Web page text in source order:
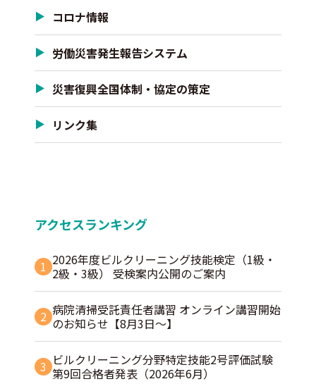
コロナ情報
労働災害発生報告システム
災害復興全国体制・協定の策定
リンク集
アクセスランキング
1 2026年度ビルクリーニング技能検定（1級・
2級・3級） 受検案内公開のご案内
2 病院清掃受託責任者講習 オンライン講習開始
のお知らせ【8月3日～】
3 ビルクリーニング分野特定技能2号評価試験
第9回合格者発表（2026年6月）